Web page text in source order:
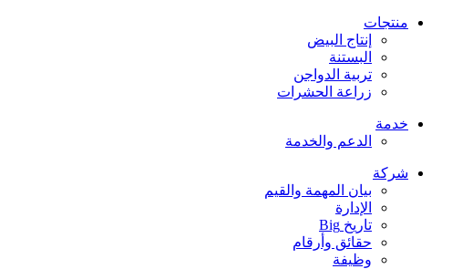
منتجات
إنتاج البيض
البستنة
تربية الدواجن
زراعة الحشرات
خدمة
الدعم والخدمة
شركة
بيان المهمة والقيم
الإدارة
تاريخ Big
حقائق وأرقام
وظيفة